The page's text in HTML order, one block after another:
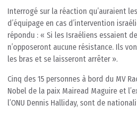
Interrogé sur la réaction qu’auraient
d’équipage en cas d’intervention
répondu : « Si les Israéliens essaient
n’opposeront aucune résistance. Ils
les bras et se laisseront arrêter ».
Cinq des 15 personnes à bord du MV
Nobel de la paix Mairead Maguire et
l’ONU Dennis Halliday, sont de